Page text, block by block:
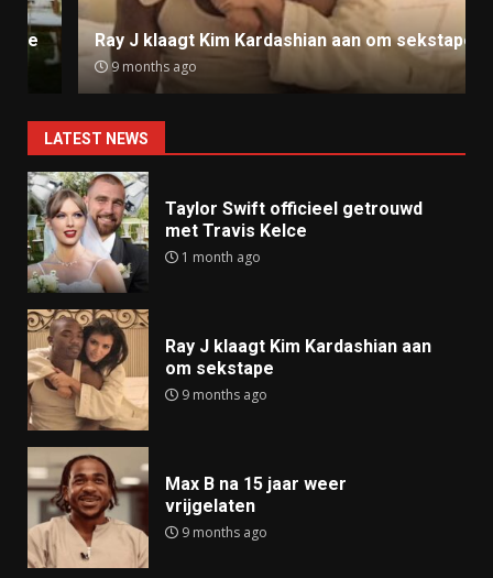
Ray J klaagt Kim Kardashian aan om sekstape
9 months ago
LATEST NEWS
Taylor Swift officieel getrouwd
met Travis Kelce
1 month ago
Ray J klaagt Kim Kardashian aan
om sekstape
9 months ago
Max B na 15 jaar weer
vrijgelaten
9 months ago